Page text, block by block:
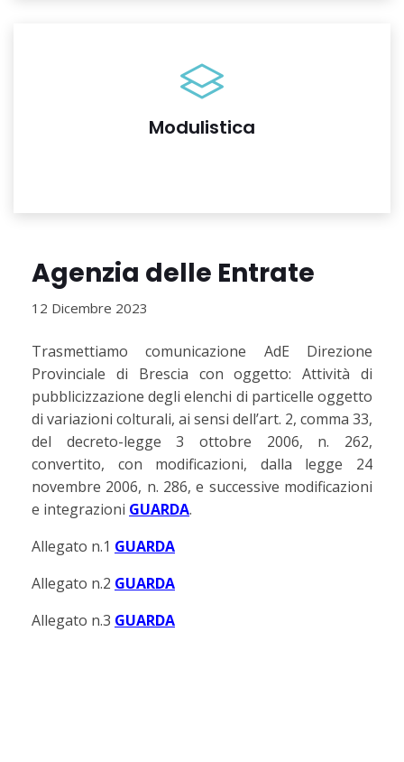
Modulistica
Agenzia delle Entrate
12 Dicembre 2023
Trasmettiamo comunicazione AdE Direzione
Provinciale di Brescia con oggetto: Attività di
pubblicizzazione degli elenchi di particelle oggetto
di variazioni colturali, ai sensi dell’art. 2, comma 33,
del decreto-legge 3 ottobre 2006, n. 262,
convertito, con modificazioni, dalla legge 24
novembre 2006, n. 286, e successive modificazioni
e integrazioni GUARDA.
Allegato n.1 GUARDA
Allegato n.2 GUARDA
Allegato n.3 GUARDA